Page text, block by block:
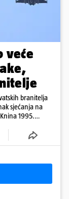
veće
branitelja
sjećanja na
1995.